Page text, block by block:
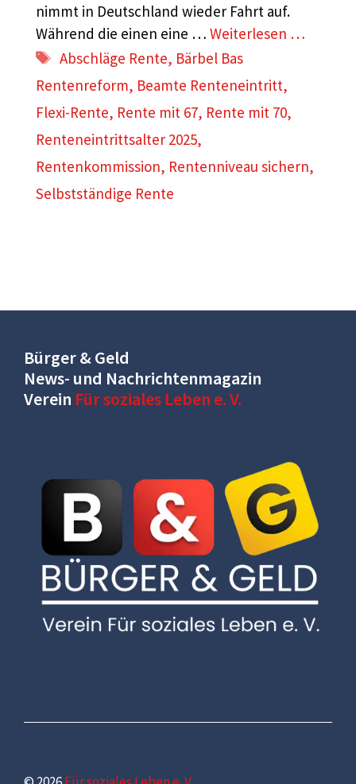
nimmt in Deutschland wieder Fahrt auf.
Während die einen eine … Weiterlesen …
Schlagwörter
Abschläge Rente, Bärbel Bas
Rentenreform, Beamte Renteneintritt,
Flexi-Rente, Rente mit 67, Rente mit 70,
Renteneintrittsalter 2025,
Rentenkommission, Rentenniveau sichern,
Selbstständige Rente
Bürger & Geld
News- und Nachrichtenmagazin
Verein Für soziales Leben e. V.